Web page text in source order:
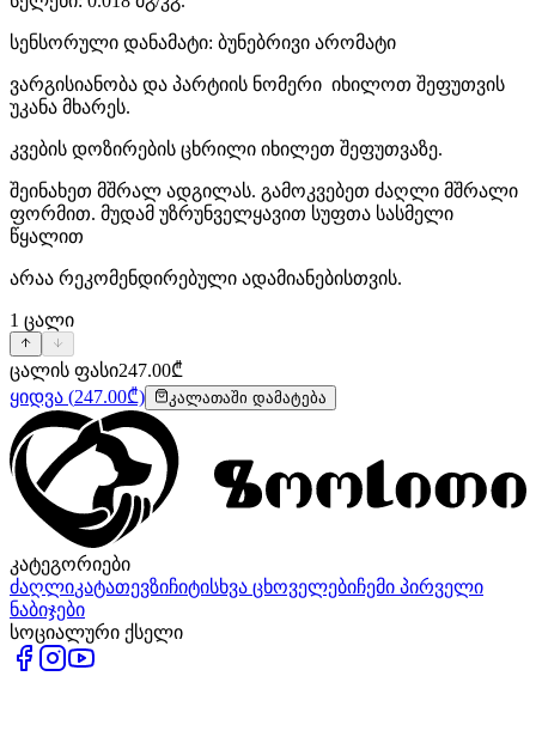
სენსორული დანამატი: ბუნებრივი არომატი
ვარგისიანობა და პარტიის ნომერი იხილოთ შეფუთვის
უკანა მხარეს.
კვების დოზირების ცხრილი იხილეთ შეფუთვაზე.
შეინახეთ მშრალ ადგილას. გამოკვებეთ ძაღლი მშრალი
ფორმით. მუდამ უზრუნველყავით სუფთა სასმელი
წყალით
არაა რეკომენდირებული ადამიანებისთვის.
1 ცალი
ცალის ფასი247.00₾
ყიდვა (247.00₾) კალათაში დამატება
კატეგორიები
ძაღლიკატათევზიჩიტისხვა ცხოველებიჩემი პირველი
ნაბიჯები
სოციალური ქსელი